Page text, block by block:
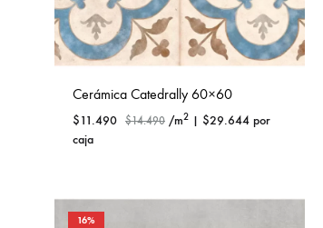
Cerámica Catedrally 60×60
$11.490 $14.490 /m2 | $29.644 por
caja
16%